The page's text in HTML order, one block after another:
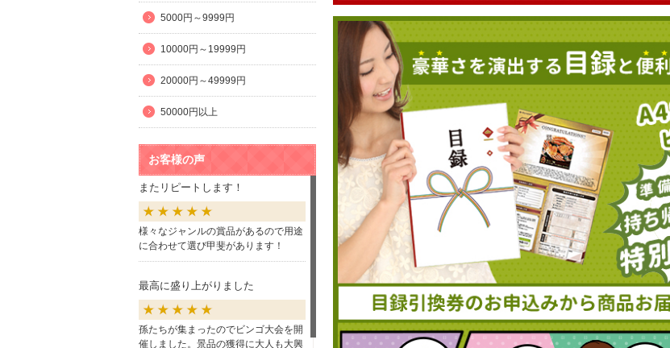
5000円～9999円
10000円～19999円
20000円～49999円
50000円以上
お客様の声
またリピートします！
様々なジャンルの賞品があるので用途
に合わせて選び甲斐があります！
最高に盛り上がりました
孫たちが集まったのでビンゴ大会を開
催しました。景品の獲得に大人も大興